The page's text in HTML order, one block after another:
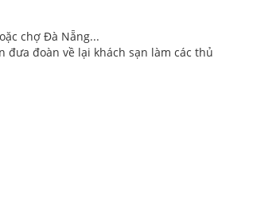
chợ Đà Nẵng...
đưa đoàn về lại khách sạn làm các thủ